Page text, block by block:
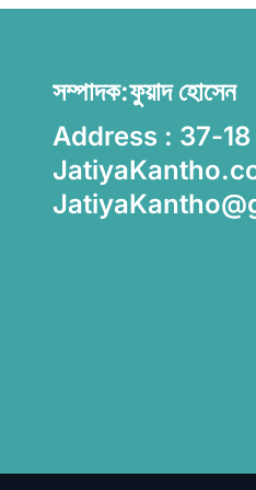
সম্পাদক:ফুয়াদ হোসেন
Address : 37-